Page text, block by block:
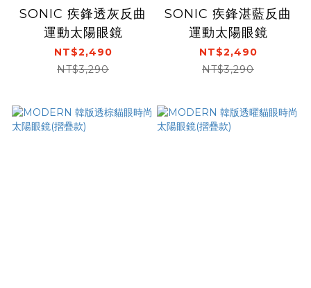
SONIC 疾鋒透灰反曲
運動太陽眼鏡
NT$2,490
NT$3,290
SONIC 疾鋒湛藍反曲
運動太陽眼鏡
NT$2,490
NT$3,290